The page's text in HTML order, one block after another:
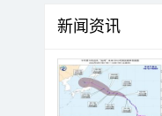
新闻资讯